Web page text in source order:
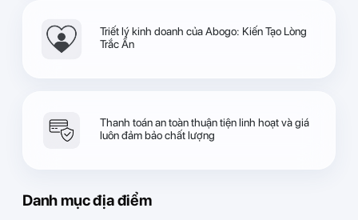
Triết lý kinh doanh của Abogo: Kiến Tạo Lòng
Trắc Ẩn
Thanh toán an toàn thuận tiện linh hoạt và giá
luôn đảm bảo chất lượng
Danh mục địa điểm